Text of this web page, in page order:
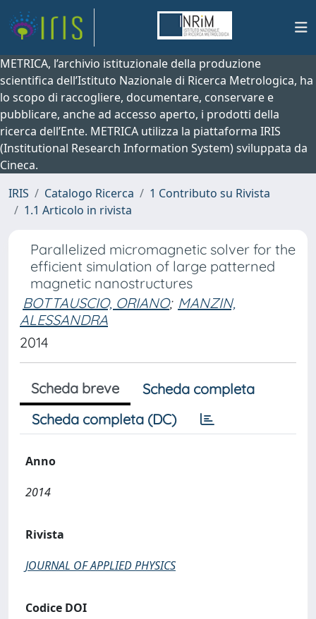
METRICA, l’archivio istituzionale della produzione
scientifica dell’Istituto Nazionale di Ricerca Metrologica, ha
lo scopo di raccogliere, documentare, conservare e
pubblicare, anche ad accesso aperto, i prodotti della
ricerca dell’Ente. METRICA utilizza la piattaforma IRIS
(Institutional Research Information System) sviluppata da
Cineca.
IRIS
Catalogo Ricerca
1 Contributo su Rivista
1.1 Articolo in rivista
Parallelized micromagnetic solver for the
efficient simulation of large patterned
magnetic nanostructures
BOTTAUSCIO, ORIANO; MANZIN,
ALESSANDRA
2014
Scheda breve
Scheda completa
Scheda completa (DC)
Anno
2014
Rivista
JOURNAL OF APPLIED PHYSICS
Codice DOI